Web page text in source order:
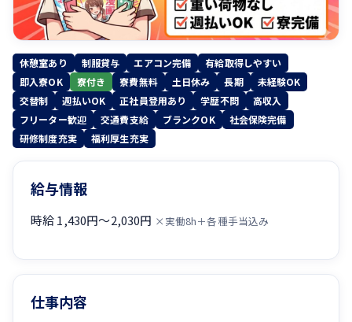
休憩室あり 制服貸与 エアコン完備
有給取得しやすい
即入寮OK
寮付き 寮費無料 土日休み 長期
未経験OK
交替制
週払いOK 正社員登用あり 学歴不問
高収入
フリーター歓迎
交通費支給 ブランクOK
社会保険完備
研修制度充実
福利厚生充実
給与情報
時給 1,430円〜2,030円 ×実働8h＋各種手当込み
仕事内容